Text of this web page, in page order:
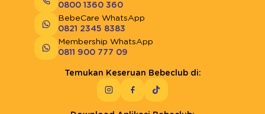
0800 1360 360
BebeCare WhatsApp
0821 2345 8383
Membership WhatsApp
0811 900 777 09
Temukan Keseruan Bebeclub di: